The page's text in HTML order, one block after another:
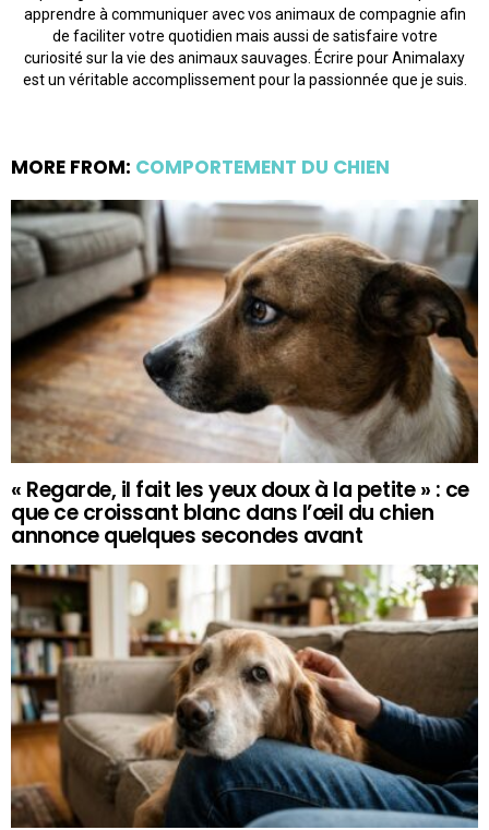
apprendre à communiquer avec vos animaux de compagnie afin
de faciliter votre quotidien mais aussi de satisfaire votre
curiosité sur la vie des animaux sauvages. Écrire pour Animalaxy
est un véritable accomplissement pour la passionnée que je suis.
MORE FROM: COMPORTEMENT DU CHIEN
« Regarde, il fait les yeux doux à la petite » : ce
que ce croissant blanc dans l’œil du chien
annonce quelques secondes avant